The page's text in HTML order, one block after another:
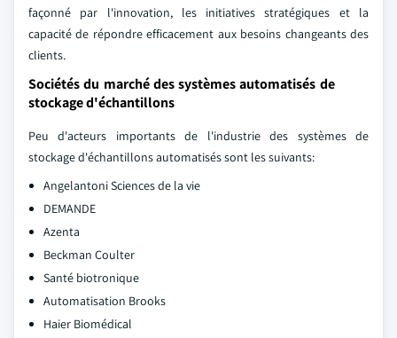
façonné par l'innovation, les initiatives stratégiques et la
capacité de répondre efficacement aux besoins changeants des
clients.
Sociétés du marché des systèmes automatisés de
stockage d'échantillons
Peu d'acteurs importants de l'industrie des systèmes de
stockage d'échantillons automatisés sont les suivants:
Angelantoni Sciences de la vie
DEMANDE
Azenta
Beckman Coulter
Santé biotronique
Automatisation Brooks
Haier Biomédical